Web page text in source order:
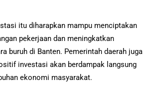
itu diharapkan mampu menciptakan
pekerjaan dan meningkatkan
buruh di Banten. Pemerintah daerah juga
investasi akan berdampak langsung
ekonomi masyarakat.